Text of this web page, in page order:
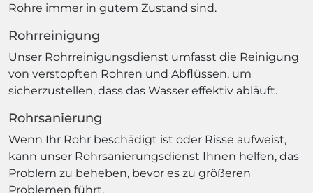
Rohre immer in gutem Zustand sind.
Rohrreinigung
Unser Rohrreinigungsdienst umfasst die Reinigung
von verstopften Rohren und Abflüssen, um
sicherzustellen, dass das Wasser effektiv abläuft.
Rohrsanierung
Wenn Ihr Rohr beschädigt ist oder Risse aufweist,
kann unser Rohrsanierungsdienst Ihnen helfen, das
Problem zu beheben, bevor es zu größeren
Problemen führt.